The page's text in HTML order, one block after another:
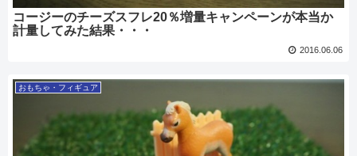
コージーのチーズスフレ20％増量キャンペーンが本当か
計量してみた結果・・・
2016.06.06
おもちゃ・フィギュア